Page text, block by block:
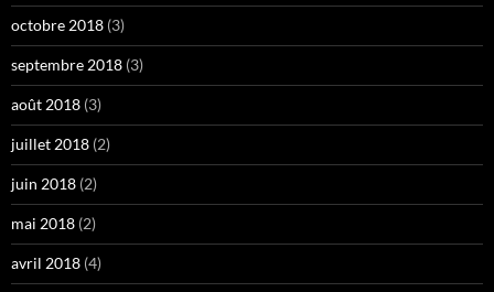
octobre 2018 (3)
septembre 2018 (3)
août 2018 (3)
juillet 2018 (2)
juin 2018 (2)
mai 2018 (2)
avril 2018 (4)